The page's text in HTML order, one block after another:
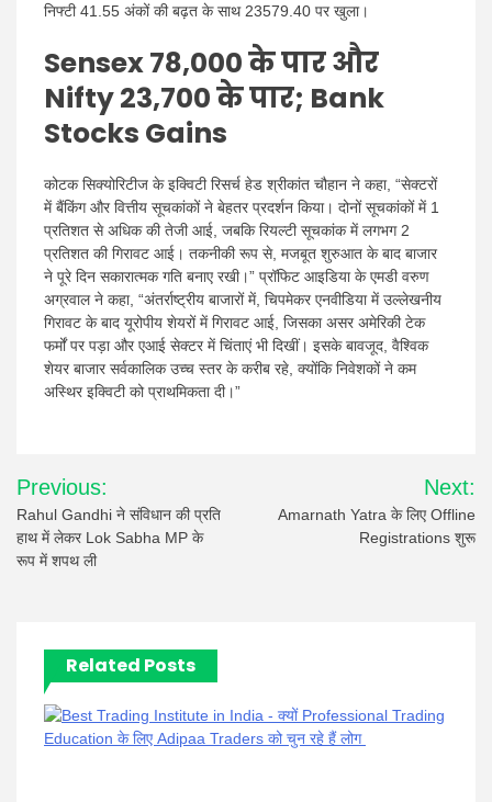
निफ्टी 41.55 अंकों की बढ़त के साथ 23579.40 पर खुला।
Sensex 78,000 के पार और
Nifty 23,700 के पार; Bank
Stocks Gains
कोटक सिक्योरिटीज के इक्विटी रिसर्च हेड श्रीकांत चौहान ने कहा, “सेक्टरों
में बैंकिंग और वित्तीय सूचकांकों ने बेहतर प्रदर्शन किया। दोनों सूचकांकों में 1
प्रतिशत से अधिक की तेजी आई, जबकि रियल्टी सूचकांक में लगभग 2
प्रतिशत की गिरावट आई। तकनीकी रूप से, मजबूत शुरुआत के बाद बाजार
ने पूरे दिन सकारात्मक गति बनाए रखी।” प्रॉफिट आइडिया के एमडी वरुण
अग्रवाल ने कहा, “अंतर्राष्ट्रीय बाजारों में, चिपमेकर एनवीडिया में उल्लेखनीय
गिरावट के बाद यूरोपीय शेयरों में गिरावट आई, जिसका असर अमेरिकी टेक
फर्मों पर पड़ा और एआई सेक्टर में चिंताएं भी दिखीं। इसके बावजूद, वैश्विक
शेयर बाजार सर्वकालिक उच्च स्तर के करीब रहे, क्योंकि निवेशकों ने कम
अस्थिर इक्विटी को प्राथमिकता दी।”
Post
navigation
Previous:
Rahul Gandhi ने संविधान की प्रति
हाथ में लेकर Lok Sabha MP के
रूप में शपथ ली
Next:
Amarnath Yatra के लिए Offline
Registrations शुरू
Related Posts